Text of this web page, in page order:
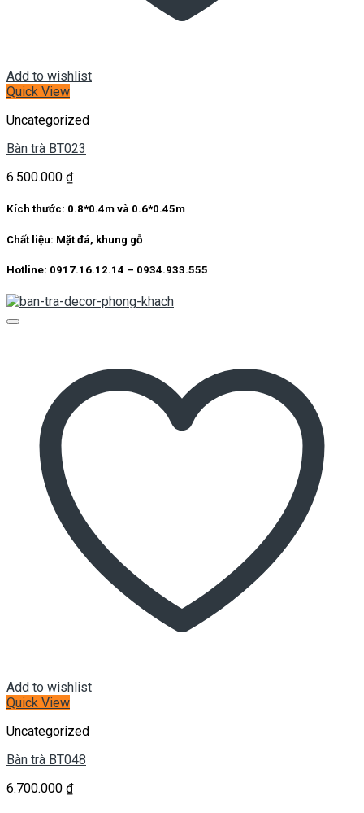
Add to wishlist
Quick View
Uncategorized
Bàn trà BT023
6.500.000 ₫
Kích thước: 0.8*0.4m và 0.6*0.45m
Chất liệu: Mặt đá, khung gỗ
Hotline: 0917.16.12.14 – 0934.933.555
Add to wishlist
Quick View
Uncategorized
Bàn trà BT048
6.700.000 ₫